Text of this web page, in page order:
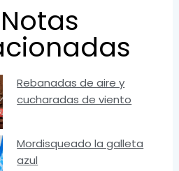
Notas
Rebanadas de aire y
cucharadas de viento
Mordisqueado la galleta
azul